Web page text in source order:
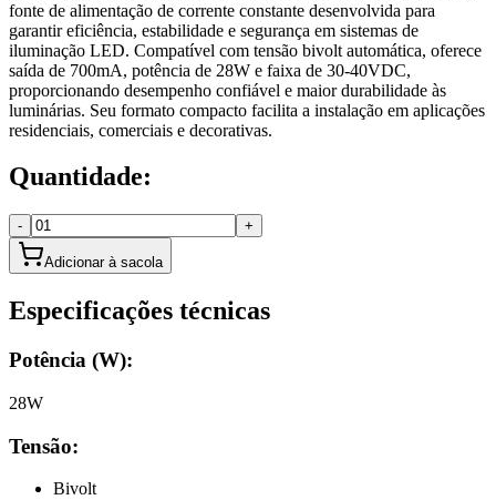
fonte de alimentação de corrente constante desenvolvida para
garantir eficiência, estabilidade e segurança em sistemas de
iluminação LED. Compatível com tensão bivolt automática, oferece
saída de 700mA, potência de 28W e faixa de 30-40VDC,
proporcionando desempenho confiável e maior durabilidade às
luminárias. Seu formato compacto facilita a instalação em aplicações
residenciais, comerciais e decorativas.
Quantidade:
- +
Adicionar à sacola
Especificações técnicas
Potência (W):
28W
Tensão:
Bivolt